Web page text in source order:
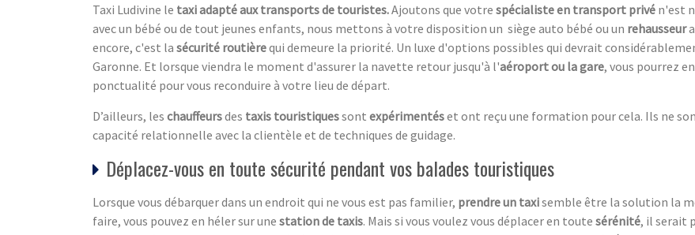
Taxi Ludivine le taxi adapté aux transports de touristes.Ajoutons que votre spécialiste en transport privé n'est
avec un bébé ou de tout jeunes enfants, nous mettons à votre disposition un siège auto bébé ou un rehausseur
encore, c'est la sécurité routièrequi demeure la priorité. Un luxe d'options possibles qui devrait
Garonne. Et lorsque viendra le moment d'assurer la navette retour jusqu'à l'aéroport ou la gare, vous pourrez
ponctualité pour vous reconduire à votre lieu de départ.
D’ailleurs, les chauffeursdes taxis touristiquessont expérimentéset ont reçu une formation pour cela. Ils ne
capacité relationnelle avec la clientèle et de techniques de guidage.
Déplacez-vous en toute sécurité pendant vos balades touristiques
Lorsque vous débarquer dans un endroit qui ne vous est pas familier, prendre un taxisemble être la solution la
faire, vous pouvez en héler sur une station de taxis. Mais si vous voulez vous déplacer en toute sérénité, il serait